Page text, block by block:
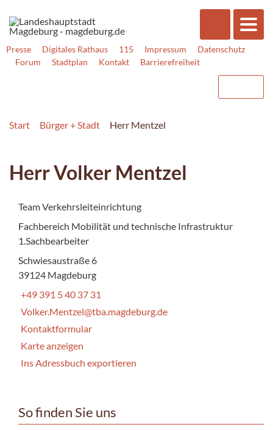
Presse Digitales Rathaus 115 Impressum
Datenschutz
Forum
Stadtplan Kontakt Barrierefreiheit
Start Bürger + Stadt Herr Mentzel
Herr Volker Mentzel
Team Verkehrsleiteinrichtung
Fachbereich Mobilität und technische Infrastruktur
1.Sachbearbeiter
Schwiesaustraße 6
39124 Magdeburg
+49 391 5 40 37 31
Volker.Mentzel@tba.magdeburg.de
Kontaktformular
Karte anzeigen
Ins Adressbuch exportieren
So finden Sie uns